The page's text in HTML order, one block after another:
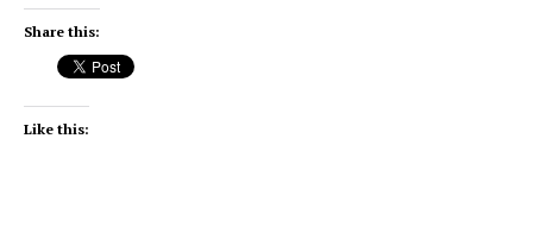
Share this:
Like this: